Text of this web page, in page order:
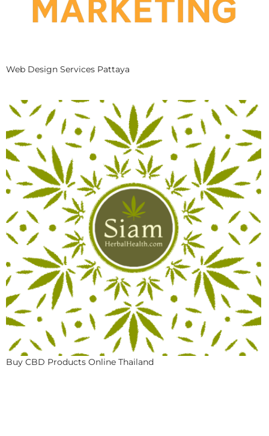
Web Design Services Pattaya
Buy CBD Products Online Thailand